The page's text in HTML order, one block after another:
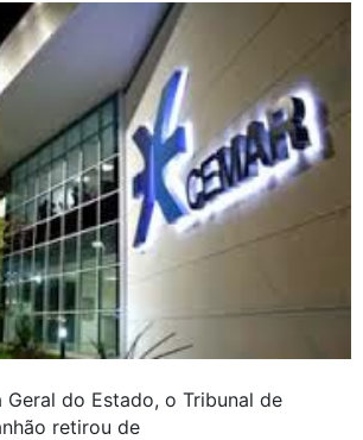
do Estado, o Tribunal de
retirou de